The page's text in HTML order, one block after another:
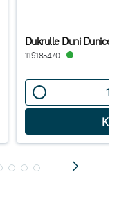
Dukrulle Duni Dunicel
119185470